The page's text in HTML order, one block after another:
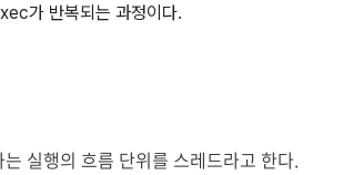
가 반복되는 과정이다.
실행의 흐름 단위를 스레드라고 한다.